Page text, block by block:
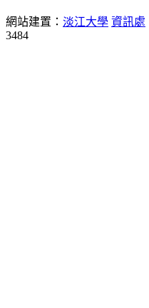
網站建置： 淡江大學 資訊處
3484